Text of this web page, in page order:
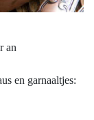
an
en garnaaltjes: